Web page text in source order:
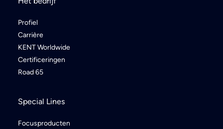
Profiel
Carrière
KENT Worldwide
Certificeringen
Road 65
Special Lines
Focusproducten